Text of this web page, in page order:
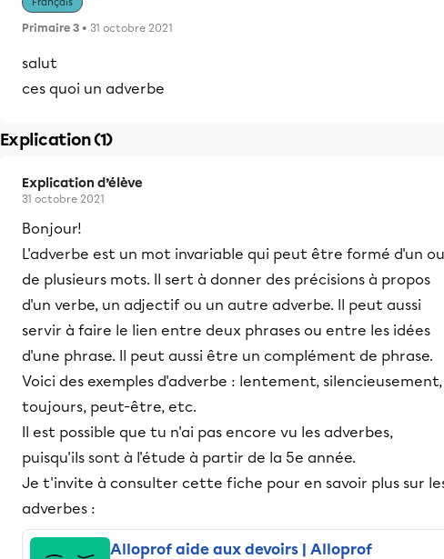
Primaire 3 • 31 octobre 2021
salut
ces quoi un adverbe
Explication (1)
Explication d’élève
31 octobre 2021
Bonjour!
L'adverbe est un mot invariable qui peut être formé d'un ou
de plusieurs mots. Il sert à donner des précisions à propos
d'un verbe, un adjectif ou un autre adverbe. Il peut aussi
servir à faire le lien entre deux phrases ou entre les idées
d'une phrase. Il peut aussi être un complément de phrase.
Voici des exemples d'adverbe : lentement, silencieusement,
toujours, peut-être, etc.
Il est possible que tu n'ai pas encore vu les adverbes,
puisqu'ils sont à l'étude à partir de la 5e année.
Je t'invite à consulter cette fiche pour en savoir plus sur
adverbes :
Alloprof aide aux devoirs | Alloprof